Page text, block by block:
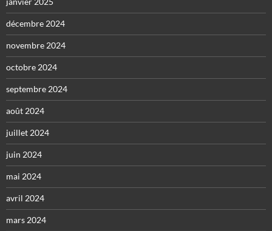
décembre 2024
novembre 2024
octobre 2024
septembre 2024
août 2024
juillet 2024
juin 2024
mai 2024
avril 2024
mars 2024